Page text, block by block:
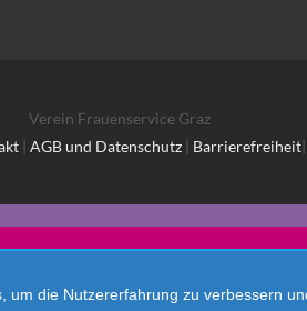
Verein Frauenservice Graz
| AGB und Datenschutz | Barrierefreiheit|
um die Nutzererfahrung zu verbessern